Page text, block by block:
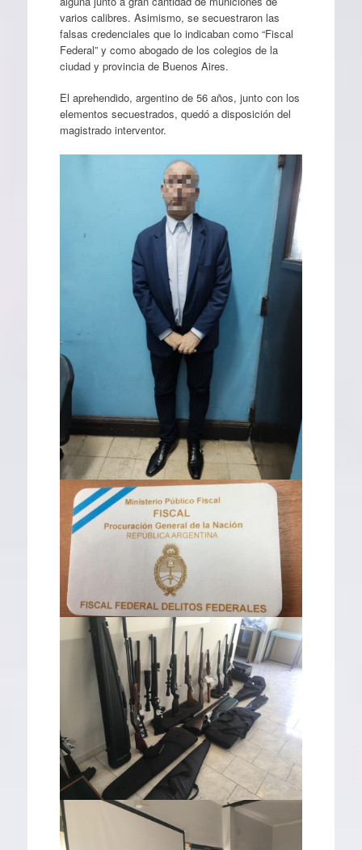
varios calibres. Asimismo, se secuestraron las
falsas credenciales que lo indicaban como “Fiscal
Federal” y como abogado de los colegios de la
ciudad y provincia de Buenos Aires.
El aprehendido, argentino de 56 años, junto con los
elementos secuestrados, quedó a disposición del
magistrado interventor.